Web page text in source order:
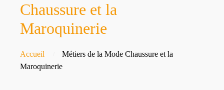
Chaussure et la
Maroquinerie
Accueil
Métiers de la Mode Chaussure et la
Maroquinerie